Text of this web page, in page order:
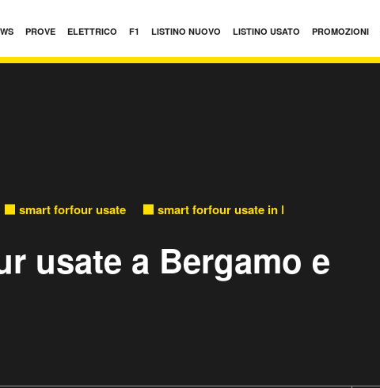
PROVE ELETTRICO F1 LISTINO NUOVO LISTINO USATO PROMOZIONI
smart forfour usate smart forfour usate in Lombardia
usate a Bergamo e